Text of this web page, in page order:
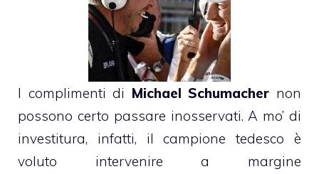
I complimenti di Michael Schumacher non
possono certo passare inosservati. A mo’ di
investitura, infatti, il campione tedesco è
voluto intervenire a margine